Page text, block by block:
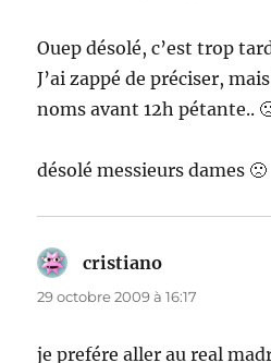
Ouep désolé, c’est trop
J’ai zappé de préciser,
noms avant 12h pétante..
désolé messieurs dames 🙁
cristiano
29 octobre 2009 à 16:17
je prefére aller au real